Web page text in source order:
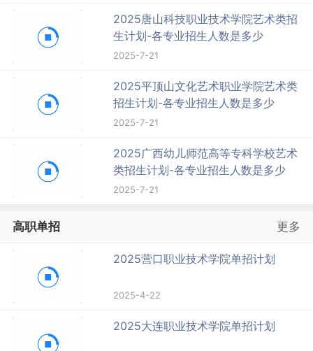
2025唐山科技职业技术学院艺术类招
生计划-各专业招生人数是多少
2025-7-21
2025平顶山文化艺术职业学院艺术类
招生计划-各专业招生人数是多少
2025-7-21
2025广西幼儿师范高等专科学校艺术
类招生计划-各专业招生人数是多少
2025-7-21
高职单招 更多
2025营口职业技术学院单招计划
2025-4-22
2025大连职业技术学院单招计划